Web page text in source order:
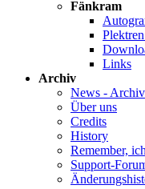
Fänkram
Links
Archiv
News - Archiv
Über uns
Credits
History
Remember,
Support-